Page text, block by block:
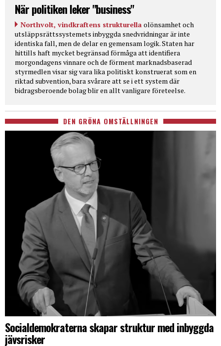
När politiken leker "business"
Northvolt, vindkraftens strukturella olönsamhet och
utsläppsrättssystemets inbyggda snedvridningar är inte
identiska fall, men de delar en gemensam logik. Staten har
hittills haft mycket begränsad förmåga att identifiera
morgondagens vinnare och de förment marknadsbaserad
styrmedlen visar sig vara lika politiskt konstruerat som en
riktad subvention, bara svårare att se i ett system där
bidragsberoende bolag blir en allt vanligare företeelse.
DEN GRÖNA OMSTÄLLNINGEN
Socialdemokraterna skapar struktur med inbyggda
jävsrisker